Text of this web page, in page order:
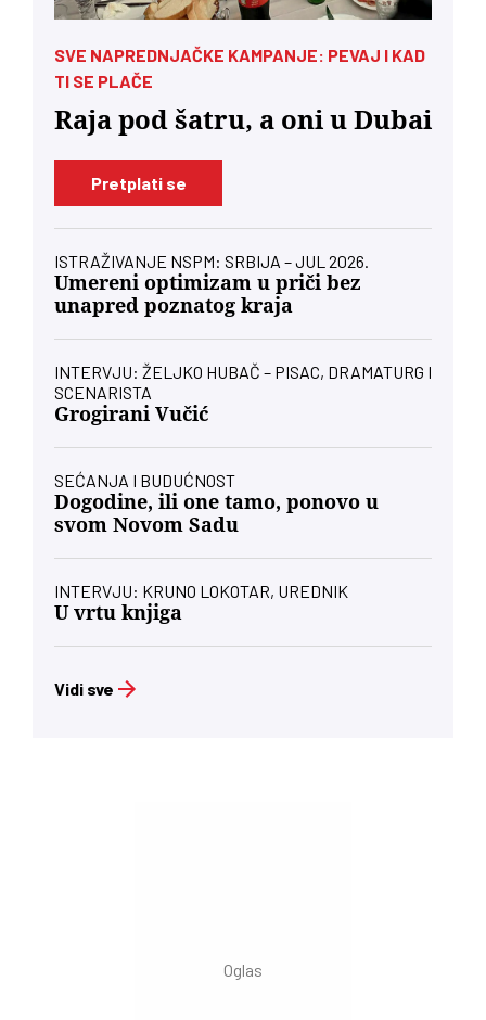
SVE NAPREDNJAČKE KAMPANJE: PEVAJ I KAD
TI SE PLAČE
Raja pod šatru, a oni u Dubai
Pretplati se
ISTRAŽIVANJE NSPM: SRBIJA – JUL 2026.
Umereni optimizam u priči bez
unapred poznatog kraja
INTERVJU: ŽELJKO HUBAČ – PISAC, DRAMATURG I
SCENARISTA
Grogirani Vučić
SEĆANJA I BUDUĆNOST
Dogodine, ili one tamo, ponovo u
svom Novom Sadu
INTERVJU: KRUNO LOKOTAR, UREDNIK
U vrtu knjiga
Vidi sve